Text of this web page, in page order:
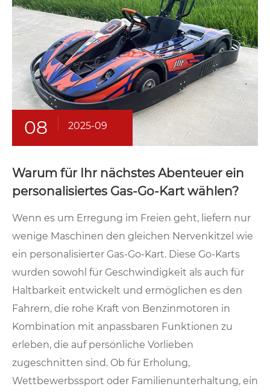
08 2025-09
Warum für Ihr nächstes Abenteuer ein
personalisiertes Gas-Go-Kart wählen?
Wenn es um Erregung im Freien geht, liefern nur
wenige Maschinen den gleichen Nervenkitzel wie
ein personalisierter Gas-Go-Kart. Diese Go-Karts
wurden sowohl für Geschwindigkeit als auch für
Haltbarkeit entwickelt und ermöglichen es den
Fahrern, die rohe Kraft von Benzinmotoren in
Kombination mit anpassbaren Funktionen zu
erleben, die auf persönliche Vorlieben
zugeschnitten sind. Ob für Erholung,
Wettbewerbssport oder Familienunterhaltung, ein